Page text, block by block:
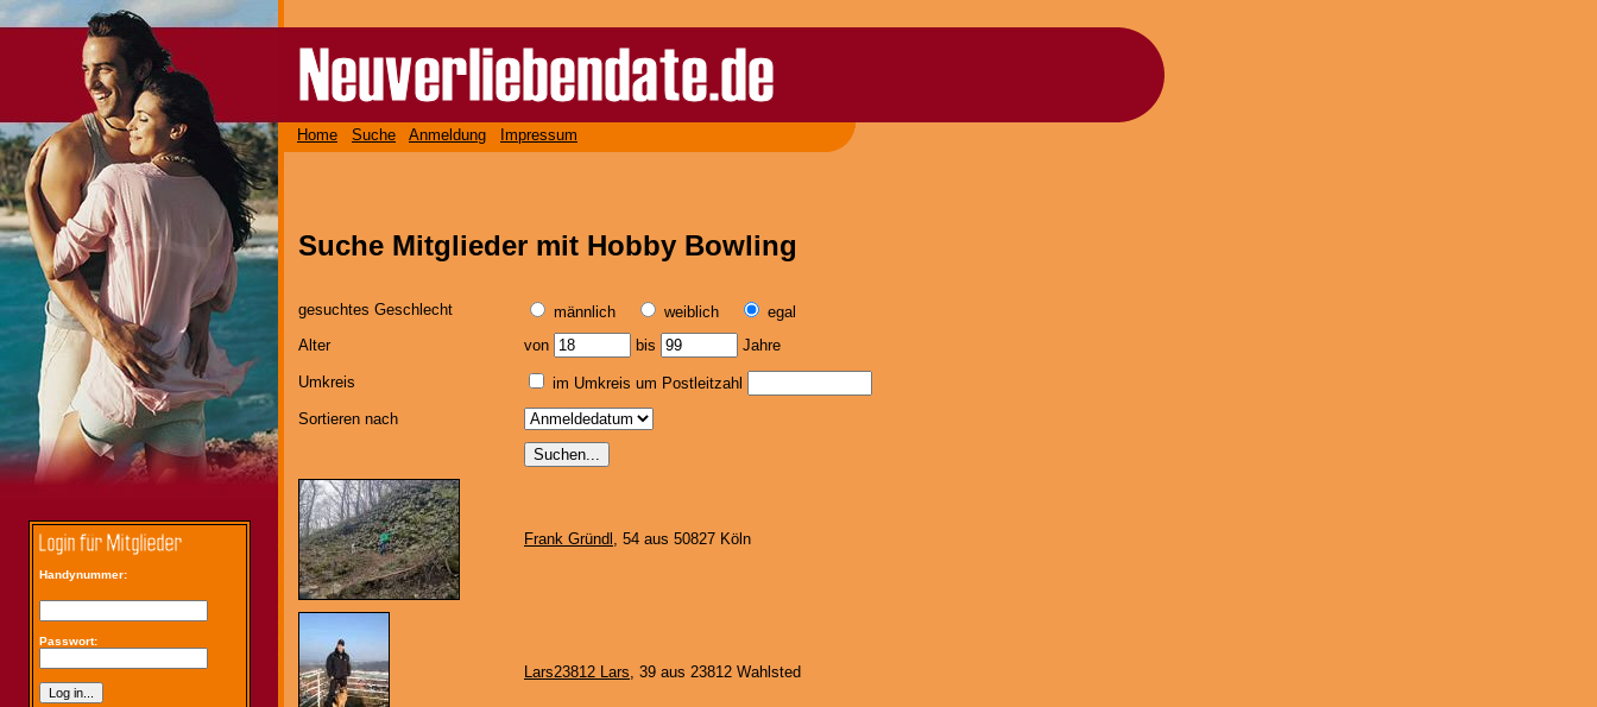
Handynummer:
Passwort:
Home Suche Anmeldung Impressum
Suche Mitglieder mit Hobby Bowling
gesuchtes Geschlecht männlich weiblich
egal
Alter
von bis Jahre
Umkreis
im Umkreis um Postleitzahl
Sortieren nach
Frank Gründl , 54 aus 50827 Köln
Lars23812 Lars, 39 aus 23812 Wahlsted